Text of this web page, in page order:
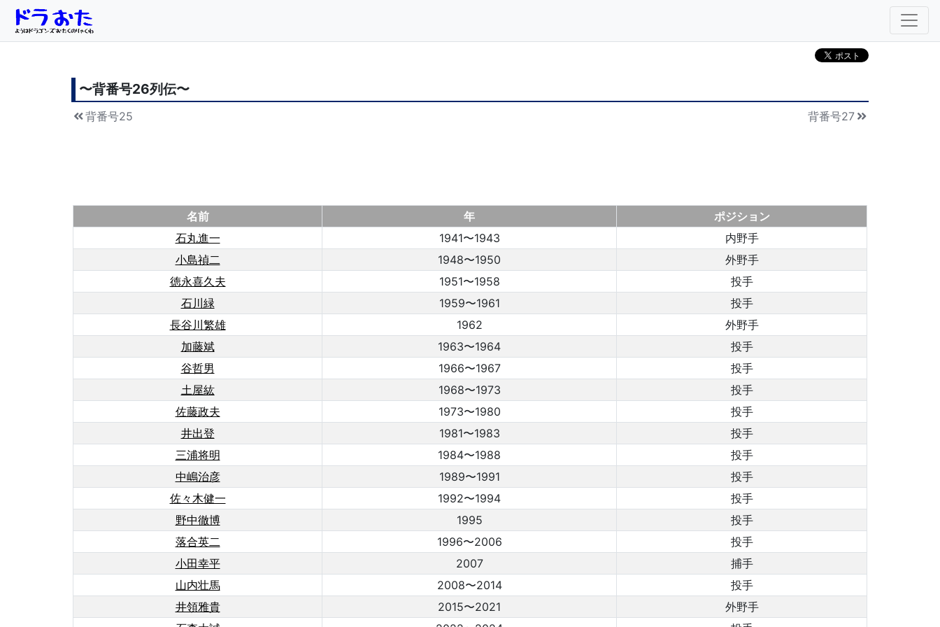
〜背番号26列伝〜
背番号25 背番号27
名前 年
ポジション
石丸進一
1941〜1943
内野手
小島禎二
1948〜1950
外野手
徳永喜久夫
1951〜1958
投手
石川緑
1959〜1961
投手
長谷川繁雄
1962
外野手
加藤斌
1963〜1964
投手
谷哲男
1966〜1967
投手
土屋紘
1968〜1973
投手
佐藤政夫
1973〜1980
投手
井出登
1981〜1983
投手
三浦将明
1984〜1988
投手
中嶋治彦
1989〜1991
投手
佐々木健一
1992〜1994
投手
野中徹博
1995
投手
落合英二
1996〜2006
投手
小田幸平
2007
捕手
山内壮馬
2008〜2014
投手
井領雅貴
2015〜2021
外野手